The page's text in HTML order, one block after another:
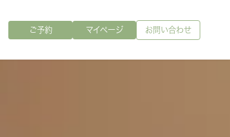
ご予約 マイページ お問い合わせ